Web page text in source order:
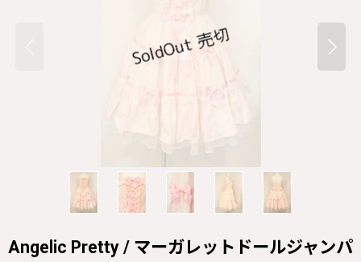
Angelic Pretty / マーガレットドールジャンパ